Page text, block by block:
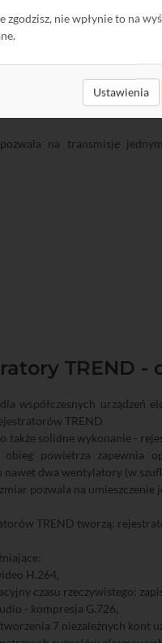
zgodzisz, nie wpłynie to na
Ustawienia
ułożenie dodatkowego
gdy ułożenie dodatkowego
na dwóch nośnych, w jednym
na transmisję
TREND -
współczesnych urządzeń
TREND.
także solidne wykonanie -
obieg powietrza zapewnia
nawet dwa wentylatory (w
pozwala na umieszczenie
TREND tworzą:
H.264,
czasu rzeczywistego:
- kompresja G.726,
7 niezależnych kont